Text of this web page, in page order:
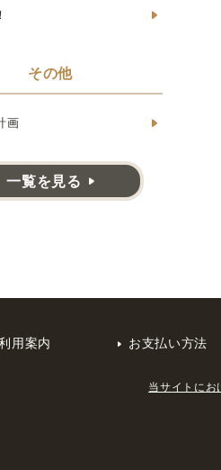
その他
画
一覧を見る
用案内 お支払い方法
当サイトにお